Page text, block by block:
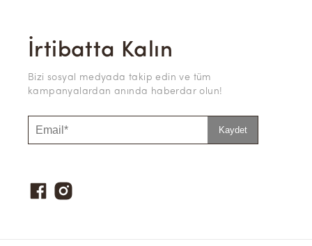
İrtibatta Kalın
Bizi sosyal medyada takip edin ve tüm
kampanyalardan anında haberdar olun!
Kaydet